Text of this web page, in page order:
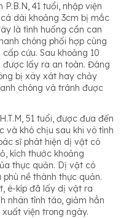
41 tuổi, nhập viện
dài khoảng 3cm bị mắc
là tình huống cần can
chóng phối hợp cùng
cứu. Sau khoảng 10
lấy ra an toàn. Đáng
bị xây xát hay chảy
chóng và tránh được
51 tuổi, được đưa đến
và khó chịu sau khi vô tình
sĩ phát hiện dị vật có
kích thước khoảng
thực quản. Dị vật có
nề thành thực quản.
ê-kíp đã lấy dị vật ra
nhân tỉnh táo, giảm hẳn
viện trong ngày.